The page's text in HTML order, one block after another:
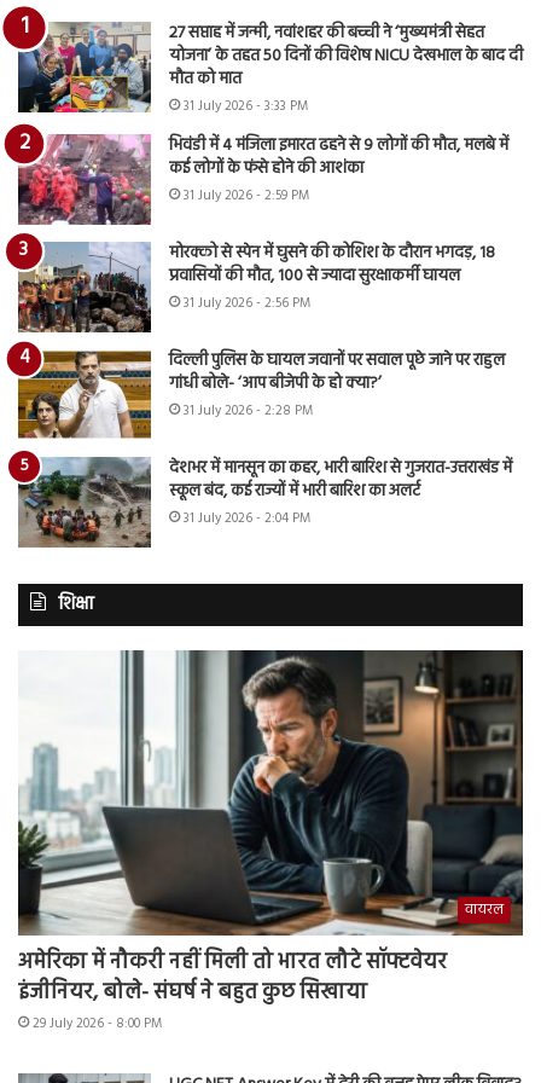
27 सप्ताह में जन्मी, नवांशहर की बच्ची ने ‘मुख्यमंत्री सेहत
योजना’ के तहत 50 दिनों की विशेष NICU देखभाल के बाद दी
मौत को मात
31 July 2026 - 3:33 PM
भिवंडी में 4 मंजिला इमारत ढहने से 9 लोगों की मौत, मलबे में
कई लोगों के फंसे होने की आशंका
31 July 2026 - 2:59 PM
मोरक्को से स्पेन में घुसने की कोशिश के दौरान भगदड़, 18
प्रवासियों की मौत, 100 से ज्यादा सुरक्षाकर्मी घायल
31 July 2026 - 2:56 PM
दिल्ली पुलिस के घायल जवानों पर सवाल पूछे जाने पर राहुल
गांधी बोले- ‘आप बीजेपी के हो क्या?’
31 July 2026 - 2:28 PM
देशभर में मानसून का कहर, भारी बारिश से गुजरात-उत्तराखंड में
स्कूल बंद, कई राज्यों में भारी बारिश का अलर्ट
31 July 2026 - 2:04 PM
शिक्षा
वायरल
अमेरिका में नौकरी नहीं मिली तो भारत लौटे सॉफ्टवेयर
इंजीनियर, बोले- संघर्ष ने बहुत कुछ सिखाया
29 July 2026 - 8:00 PM